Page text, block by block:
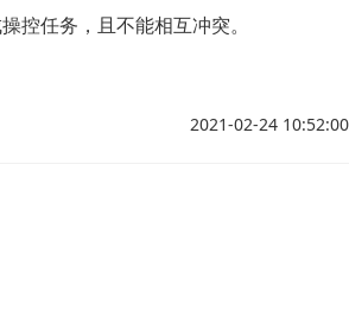
控任务，且不能相互冲突。
2021-02-24 10:52:00